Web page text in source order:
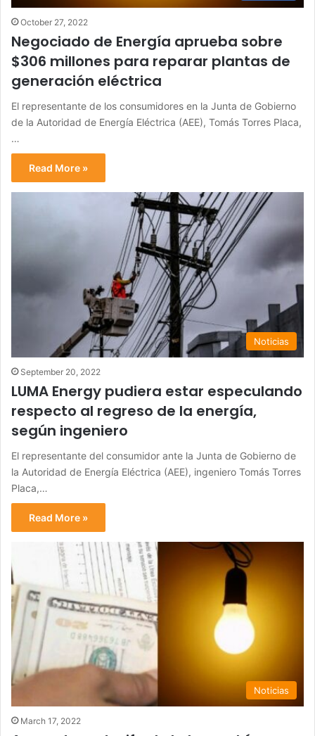
October 27, 2022
Negociado de Energía aprueba sobre
$306 millones para reparar plantas de
generación eléctrica
El representante de los consumidores en la Junta de Gobierno
de la Autoridad de Energía Eléctrica (AEE), Tomás Torres Placa,
…
Read More »
Noticias
September 20, 2022
LUMA Energy pudiera estar especulando
respecto al regreso de la energía,
según ingeniero
El representante del consumidor ante la Junta de Gobierno de
la Autoridad de Energía Eléctrica (AEE), ingeniero Tomás Torres
Placa,…
Read More »
Noticias
March 17, 2022